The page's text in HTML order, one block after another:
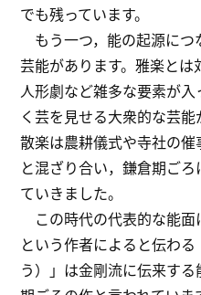
でも残っています。
もう一つ，能の起源につ
芸能があります。雅楽とは
人形劇など雑多な要素が
く芸を見せる大衆的な芸能
散楽は農耕儀式や寺社の
と混ざり合い，鎌倉期ご
ていきました。
この時代の代表的な能面
という作者によると伝わ
う）」は金剛流に伝来す